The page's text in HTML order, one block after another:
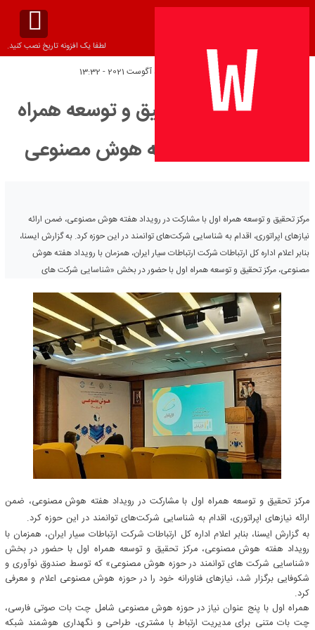
لطفا یک افزونه تاریخ نصب کنید.
تاریخ انتشار:
مشارکت مرکز تحقیق و توسعه همراه
اول در رویداد هفته هوش مصنوعی
مرکز تحقیق و توسعه همراه اول با مشارکت در رویداد هفته هوش مصنوعی، ضمن ارائه
نیازهای اپراتوری، اقدام به شناسایی شرکت‌های توانمند در این حوزه کرد. به گزارش ایسنا،
بنابر اعلام اداره کل ارتباطات شرکت ارتباطات سیار ایران، همزمان با رویداد هفته هوش
مصنوعی، مرکز تحقیق و توسعه همراه اول با حضور در بخش «شناسایی شرکت های
مرکز تحقیق و توسعه همراه اول با مشارکت در رویداد هفته هوش مصنوعی، ضمن
ارائه نیازهای اپراتوری، اقدام به شناسایی شرکت‌های توانمند در این حوزه کرد.
به گزارش ایسنا، بنابر اعلام اداره کل ارتباطات شرکت ارتباطات سیار ایران، همزمان با
رویداد هفته هوش مصنوعی، مرکز تحقیق و توسعه همراه اول با حضور در بخش
«شناسایی شرکت های توانمند در حوزه هوش مصنوعی» که توسط صندوق نوآوری و
شکوفایی برگزار شد، نیازهای فناورانه خود را در حوزه هوش مصنوعی اعلام و معرفی
کرد.
همراه اول با پنج عنوان نیاز در حوزه هوش مصنوعی شامل چت بات صوتی فارسی،
چت بات متنی برای مدیریت ارتباط با مشتری، طراحی و نگهداری هوشمند شبکه